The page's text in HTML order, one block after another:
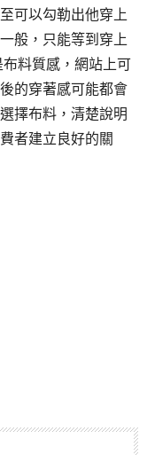
可以勾勒出他穿上
般，只能等到穿上
料質感，網站上可
的穿著感可能都會
擇布料，清楚說明
者建立良好的關